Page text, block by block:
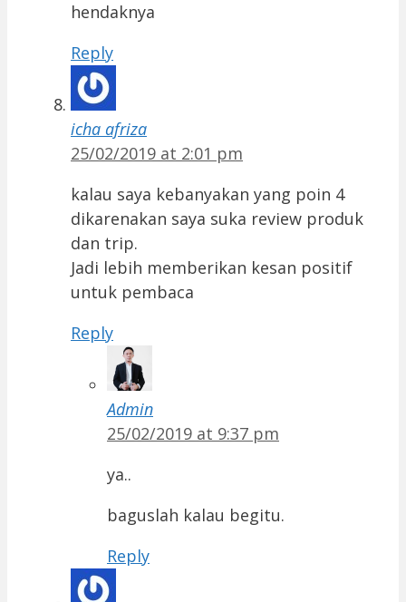
hendaknya
Reply
icha afriza
25/02/2019 at 2:01 pm
kalau saya kebanyakan yang poin 4
dikarenakan saya suka review produk
dan trip.
Jadi lebih memberikan kesan positif
untuk pembaca
Reply
Admin
25/02/2019 at 9:37 pm
ya..
baguslah kalau begitu.
Reply